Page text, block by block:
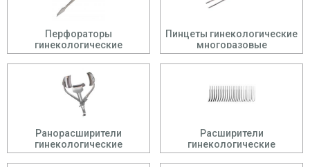
Перфораторы
гинекологические
Пинцеты гинекологические
многоразовые
Ранорасширители
гинекологические
Расширители
гинекологические